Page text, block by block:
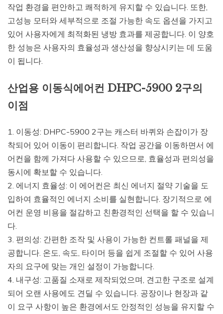
작업 환경을 편안하고 쾌적하게 유지할 수 있습니다. 또한,
고성능 모터와 세부적으로 조절 가능한 속도 옵션을 가지고
있어 사용자에게 최적화된 냉방 효과를 제공합니다. 이 양호
한 성능은 사용자의 효율성과 생산성을 향상시키는 데 도움
이 됩니다.
산업용 이동식에어컨 DHPC-5900 2구의
이점
1. 이동성: DHPC-5900 2구는 캐스터 바퀴와 손잡이가 장
착되어 있어 이동이 편리합니다. 작업 공간을 이동하면서 에
어컨을 함께 가져다 사용할 수 있으므로, 효율성과 편의성을
동시에 확보할 수 있습니다.
2. 에너지 효율성: 이 에어컨은 최신 에너지 절약 기술을 도
입하여 효율적인 에너지 소비를 실현합니다. 장기적으로 에
어컨 운영 비용을 절감하고 친환경적인 선택을 할 수 있습니
다.
3. 편의성: 간편한 조작 및 사용이 가능한 컨트롤 패널을 제
공합니다. 온도, 속도, 타이머 등을 쉽게 조절할 수 있어 사용
자의 요구에 맞는 개인 설정이 가능합니다.
4. 내구성: 고품질 소재로 제작되었으며, 견고한 구조로 설계
되어 오랜 사용에도 견딜 수 있습니다. 공장이나 현장과 같
이 요구 사항이 높은 환경에서도 안정적인 성능을 유지할 수